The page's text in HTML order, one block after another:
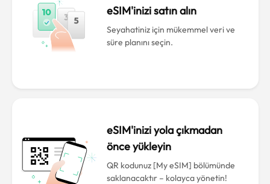
eSIM'inizi satın alın
Seyahatiniz için mükemmel veri ve
süre planını seçin.
eSIM'inizi yola çıkmadan
önce yükleyin
QR kodunuz [My eSIM] bölümünde
saklanacaktır – kolayca yönetin!